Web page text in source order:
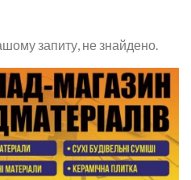
запиту, не знайдено.